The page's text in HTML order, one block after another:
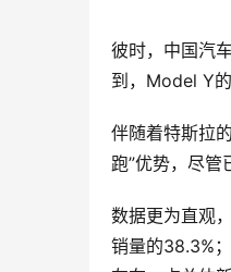
彼时，中国汽
到，Model Y的
伴随着特斯拉
跑”优势，尽管
数据更为直观
销量的38.3%